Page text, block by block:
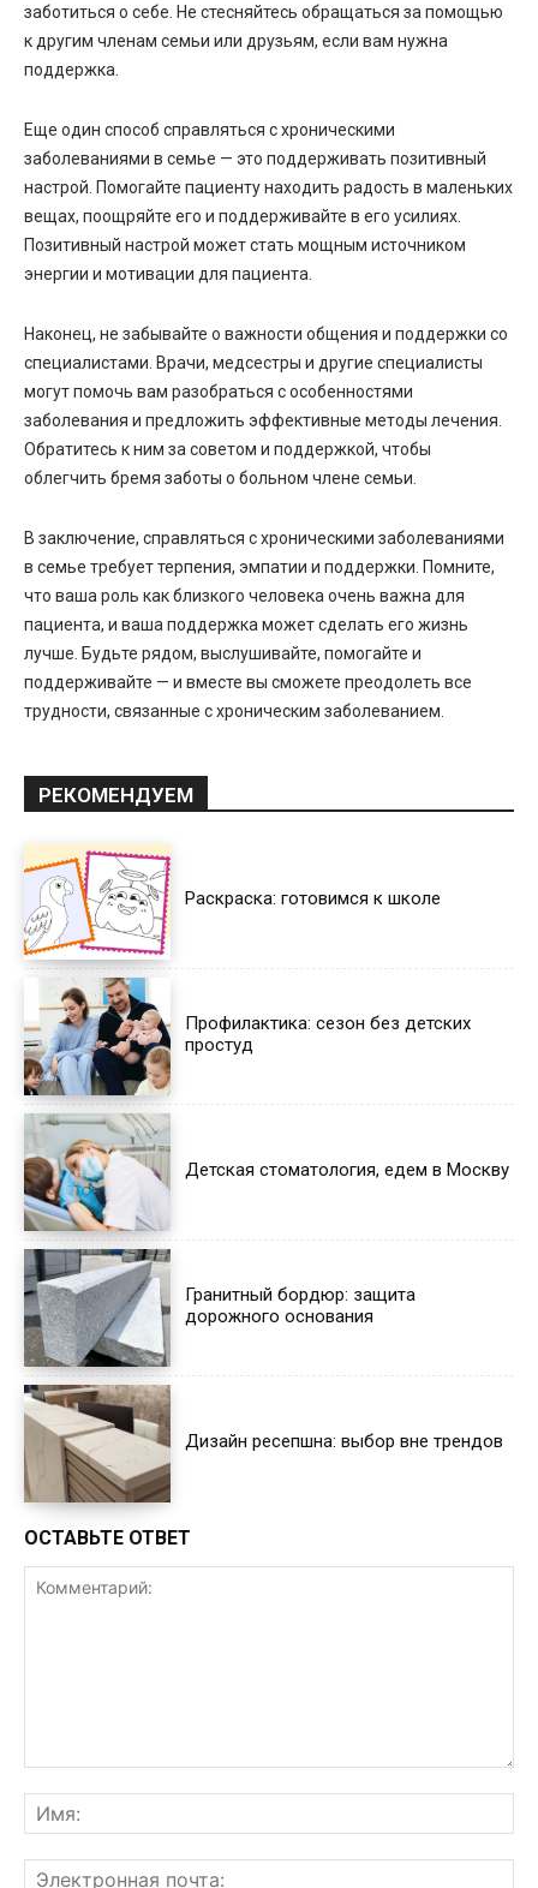
заботиться о себе. Не стесняйтесь обращаться за помощью
к другим членам семьи или друзьям, если вам нужна
поддержка.
Еще один способ справляться с хроническими
заболеваниями в семье — это поддерживать позитивный
настрой. Помогайте пациенту находить радость в маленьких
вещах, поощряйте его и поддерживайте в его усилиях.
Позитивный настрой может стать мощным источником
энергии и мотивации для пациента.
Наконец, не забывайте о важности общения и поддержки со
специалистами. Врачи, медсестры и другие специалисты
могут помочь вам разобраться с особенностями
заболевания и предложить эффективные методы лечения.
Обратитесь к ним за советом и поддержкой, чтобы
облегчить бремя заботы о больном члене семьи.
В заключение, справляться с хроническими заболеваниями
в семье требует терпения, эмпатии и поддержки. Помните,
что ваша роль как близкого человека очень важна для
пациента, и ваша поддержка может сделать его жизнь
лучше. Будьте рядом, выслушивайте, помогайте и
поддерживайте — и вместе вы сможете преодолеть все
трудности, связанные с хроническим заболеванием.
РЕКОМЕНДУЕМ
Раскраска: готовимся к школе
Профилактика: сезон без детских
простуд
Детская стоматология, едем в Москву
Гранитный бордюр: защита
дорожного основания
Дизайн ресепшна: выбор вне трендов
ОСТАВЬТЕ ОТВЕТ